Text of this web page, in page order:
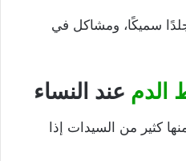
سميكًا، ومشاكل في
الدم عند النساء
كثير من السيدات إذا